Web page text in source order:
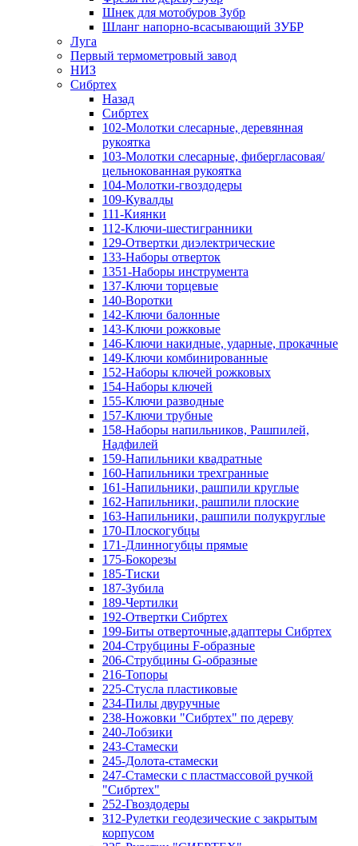
Шнек для мотобуров Зубр
Шланг напорно-всасывающий ЗУБР
Луга
Первый термометровый завод
НИЗ
Сибртех
Назад
Сибртех
102-Молотки слесарные, деревянная
рукоятка
103-Молотки слесарные, фибергласовая/
цельнокованная рукоятка
104-Молотки-гвоздодеры
109-Кувалды
111-Киянки
112-Ключи-шестигранники
129-Отвертки диэлектрические
133-Наборы отверток
1351-Наборы инструмента
137-Ключи торцевые
140-Воротки
142-Ключи балонные
143-Ключи рожковые
146-Ключи накидные, ударные, прокачные
149-Ключи комбинированные
152-Наборы ключей рожковых
154-Наборы ключей
155-Ключи разводные
157-Ключи трубные
158-Наборы напильников, Рашпилей,
Надфилей
159-Напильники квадратные
160-Напильники трехгранные
161-Напильники, рашпили круглые
162-Напильники, рашпили плоские
163-Напильники, рашпили полукруглые
170-Плоскогубцы
171-Длинногубцы прямые
175-Бокорезы
185-Тиски
187-Зубила
189-Чертилки
192-Отвертки Сибртех
199-Биты отверточные,адаптеры Сибртех
204-Струбцины F-образные
206-Струбцины G-образные
216-Топоры
225-Стусла пластиковые
234-Пилы двуручные
238-Ножовки "Сибртех" по дереву
240-Лобзики
243-Стамески
245-Долота-стамески
247-Стамески с пластмассовой ручкой
"Сибртех"
252-Гвоздодеры
312-Рулетки геодезические с закрытым
корпусом